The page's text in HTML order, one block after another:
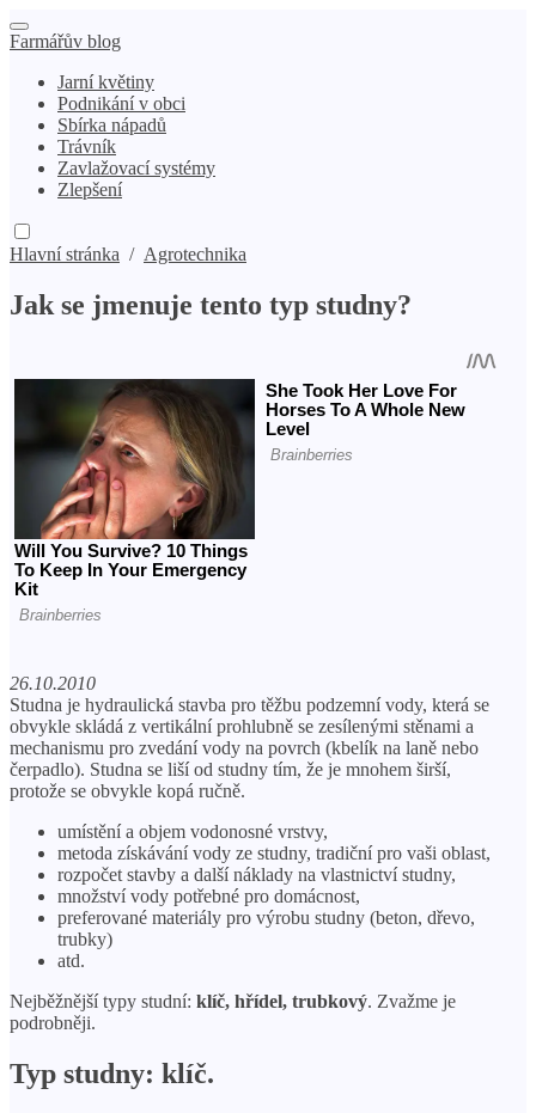
Farmářův blog
Jarní květiny
Podnikání v obci
Sbírka nápadů
Trávník
Zavlažovací systémy
Zlepšení
Hlavní stránka / Agrotechnika
Jak se jmenuje tento typ studny?
26.10.2010
Studna je hydraulická stavba pro těžbu podzemní vody, která se
obvykle skládá z vertikální prohlubně se zesílenými stěnami a
mechanismu pro zvedání vody na povrch (kbelík na laně nebo
čerpadlo). Studna se liší od studny tím, že je mnohem širší,
protože se obvykle kopá ručně.
umístění a objem vodonosné vrstvy,
metoda získávání vody ze studny, tradiční pro vaši oblast,
rozpočet stavby a další náklady na vlastnictví studny,
množství vody potřebné pro domácnost,
preferované materiály pro výrobu studny (beton, dřevo,
trubky)
atd.
Nejběžnější typy studní: klíč, hřídel, trubkový. Zvažme je
podrobněji.
Typ studny: klíč.